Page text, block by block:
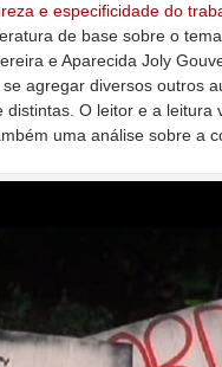
e especificidade do
de base sobre o
e Aparecida Joly
agregar diversos outros
O leitor e a
uma análise sobre a